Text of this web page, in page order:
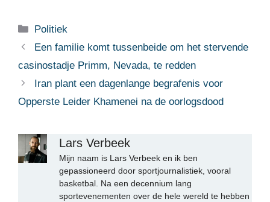
Categorieën
Politiek
Een familie komt tussenbeide om het stervende
casinostadje Primm, Nevada, te redden
Iran plant een dagenlange begrafenis voor
Opperste Leider Khamenei na de oorlogsdood
Lars Verbeek
Mijn naam is Lars Verbeek en ik ben
gepassioneerd door sportjournalistiek, vooral
basketbal. Na een decennium lang
sportevenementen over de hele wereld te hebben